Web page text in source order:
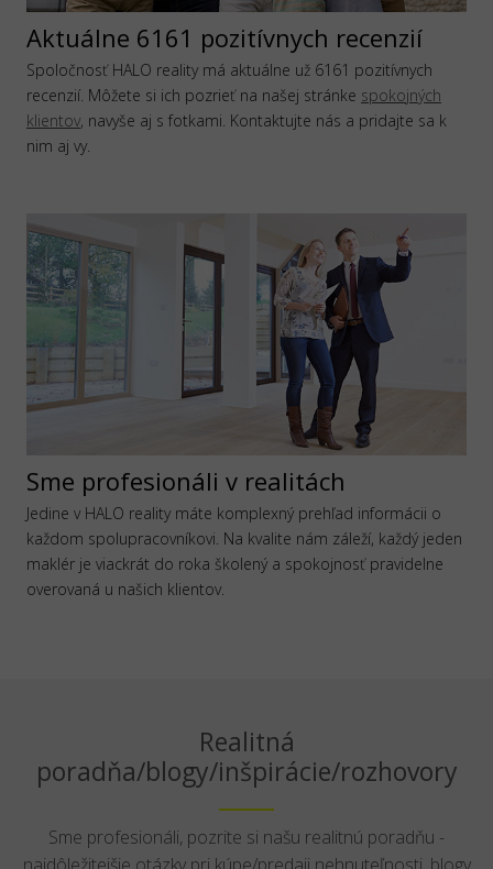
Aktuálne 6161 pozitívnych recenzií
Spoločnosť HALO reality má aktuálne už 6161 pozitívnych
recenzií. Môžete si ich pozrieť na našej stránke spokojných
klientov, navyše aj s fotkami. Kontaktujte nás a pridajte sa k
nim aj vy.
Sme profesionáli v realitách
Jedine v HALO reality máte komplexný prehľad informácii o
každom spolupracovníkovi. Na kvalite nám záleží, každý jeden
maklér je viackrát do roka školený a spokojnosť pravidelne
overovaná u našich klientov.
Realitná
poradňa/blogy/inšpirácie/rozhovory
Sme profesionáli, pozrite si našu realitnú poradňu -
najdôležitejšie otázky pri kúpe/predaji nehnuteľnosti, blogy